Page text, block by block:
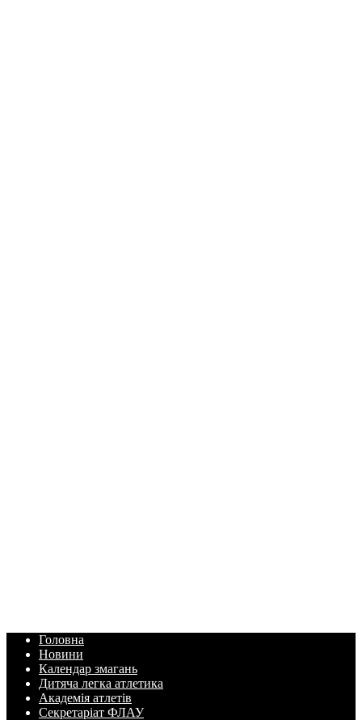
Головна
Новини
Календар змагань
Дитяча легка атлетика
Академія атлетів
Секретаріат ФЛАУ